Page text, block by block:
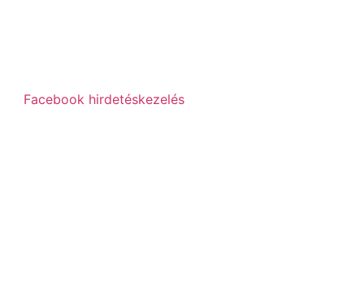
Facebook hirdetéskezelés